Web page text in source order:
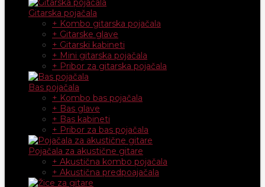
Gitarska pojačala
+ Kombo gitarska pojačala
+ Gitarske glave
+ Gitarski kabineti
+ Mini gitarska pojačala
+ Pribor za gitarska pojačala
Bas pojačala
+ Kombo bas pojačala
+ Bas glave
+ Bas kabineti
+ Pribor za bas pojačala
Pojačala za akustične gitare
+ Akustična kombo pojačala
+ Akustična predpoajačala